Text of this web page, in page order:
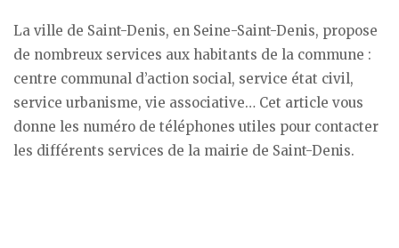
La ville de Saint-Denis, en Seine-Saint-Denis, propose
de nombreux services aux habitants de la commune :
centre communal d’action social, service état civil,
service urbanisme, vie associative… Cet article vous
donne les numéro de téléphones utiles pour contacter
les différents services de la mairie de Saint-Denis.